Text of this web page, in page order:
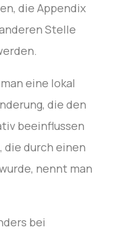
die Appendix
Stelle
eine lokal
die den
beeinflussen
die durch einen
nennt man
bei